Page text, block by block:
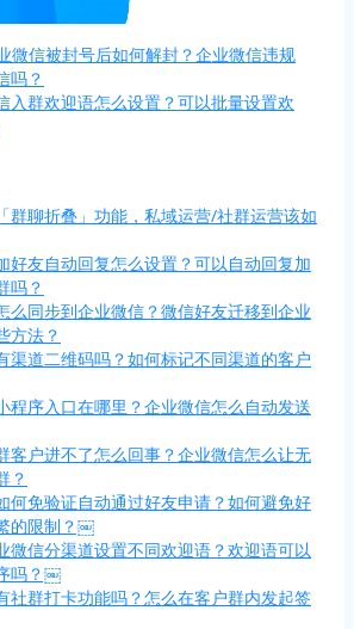
微信被封号后如何解封？企业微信违规
吗？
入群欢迎语怎么设置？可以批量设置欢
群聊折叠」功能，私域运营/社群运营该如
好友自动回复怎么设置？可以自动回复加
吗？
么同步到企业微信？微信好友迁移到企业
方法？
渠道二维码吗？如何标记不同渠道的客户
程序入口在哪里？企业微信怎么自动发送
客户进不了怎么回事？企业微信怎么让无
？
何免验证自动通过好友申请？如何避免好
的限制？￼
微信分渠道设置不同欢迎语？欢迎语可以
吗？￼
社群打卡功能吗？怎么在客户群内发起签